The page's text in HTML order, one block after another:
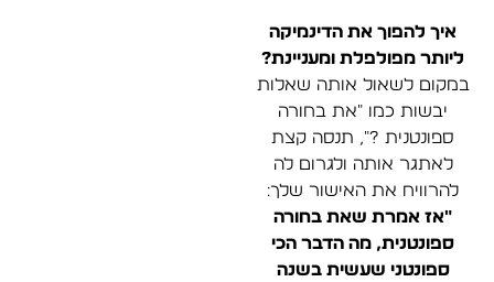
איך להפוך את הדינמיקה
ליותר מפולפלת ומעניינת?
במקום לשאול אותה שאלות
יבשות כמו "את בחורה
ספונטנית ?", תנסה קצת
לאתגר אותה ולגרום לה
להרוויח את האישור שלך:
"אז אמרת שאת בחורה
ספונטנית, מה הדבר הכי
ספונטני שעשית בשנה